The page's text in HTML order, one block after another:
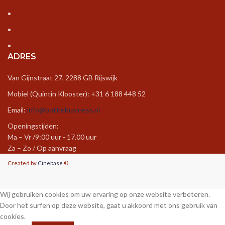
ADRES
Van Gijnstraat 27, 2288 GB Rijswijk
Mobiel (Quintin Klooster): +31 6 188 448 52
Email: info@bottlebusiness.nl
Openingstijden:
Ma – Vr /9:00 uur - 17.00 uur
Za – Zo / Op aanvraag
Created by Cinebase ©
Wij gebruiken cookies om uw ervaring op onze website verbeteren.
Door het surfen op deze website, gaat u akkoord met ons gebruik van
cookies.